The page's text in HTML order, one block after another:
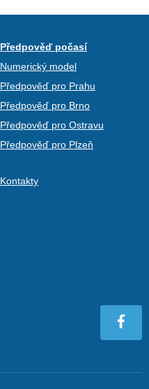
Předpověď počasí
Numerický model
Předpověď pro Prahu
Předpověď pro Brno
Předpověď pro Ostravu
Předpověď pro Plzeň
Kontakty